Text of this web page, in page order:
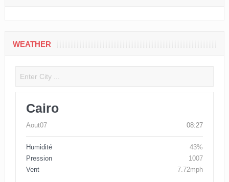
WEATHER
Cairo
Aout07 08:27
Humidité
43%
Pression
1007
Vent
7.72mph